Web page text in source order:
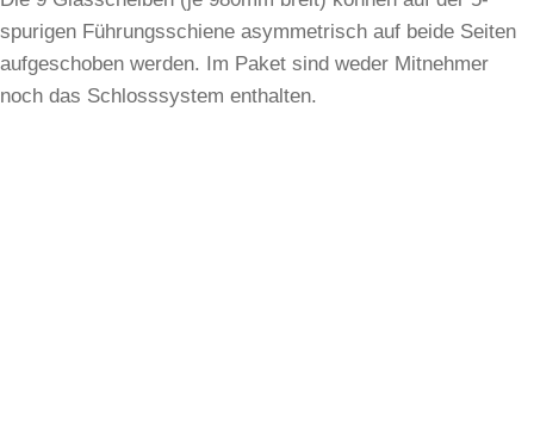
spurigen Führungsschiene asymmetrisch auf beide Seiten
aufgeschoben werden. Im Paket sind weder Mitnehmer
noch das Schlosssystem enthalten.